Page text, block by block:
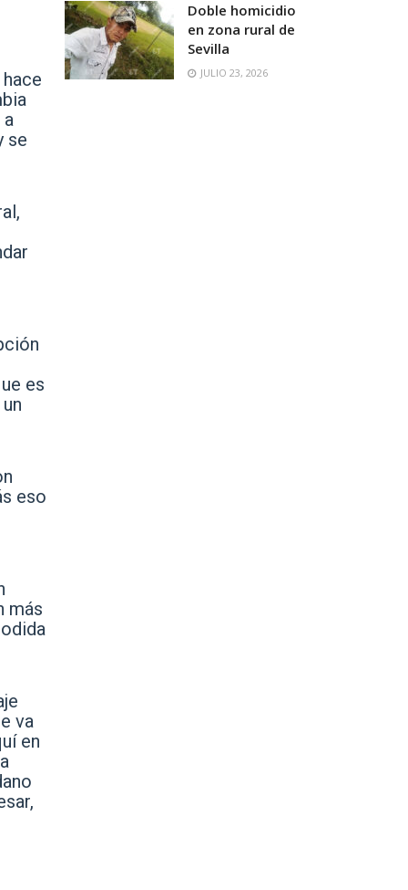
se
es
eso
más
va
en
Doble homicidio
en zona rural de
Sevilla
JULIO 23, 2026